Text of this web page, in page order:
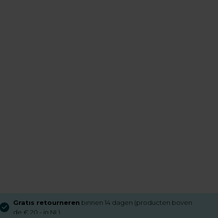
Gratis retourneren binnen 14 dagen (producten boven
de € 20,- in NL)